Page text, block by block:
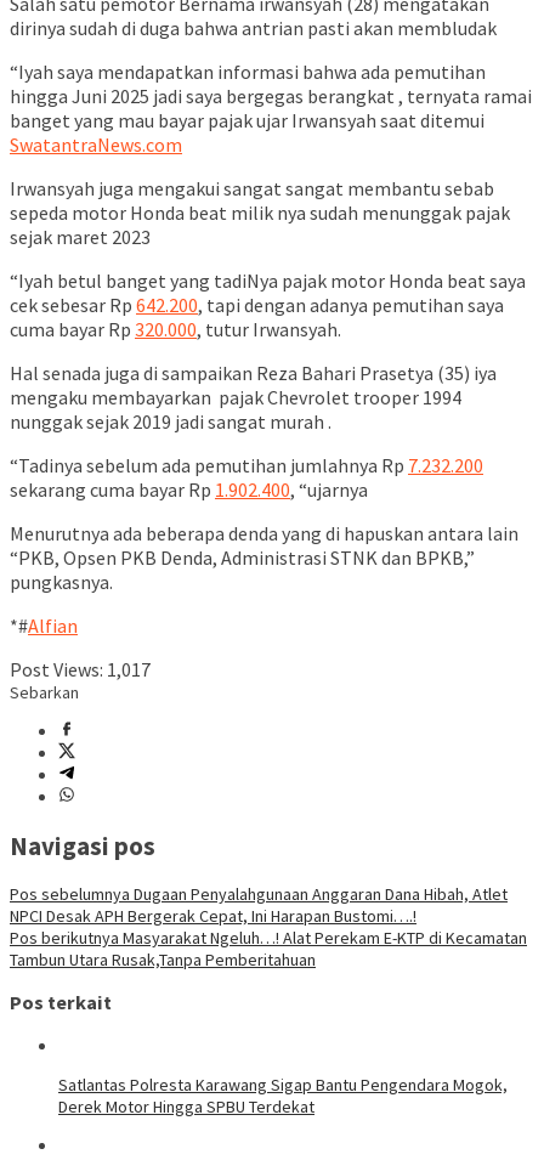
dirinya sudah di duga bahwa antrian pasti akan membludak
“Iyah saya mendapatkan informasi bahwa ada pemutihan
hingga Juni 2025 jadi saya bergegas berangkat , ternyata ramai
banget yang mau bayar pajak ujar Irwansyah saat ditemui
SwatantraNews.com
Irwansyah juga mengakui sangat sangat membantu sebab
sepeda motor Honda beat milik nya sudah menunggak pajak
sejak maret 2023
“Iyah betul banget yang tadiNya pajak motor Honda beat saya
cek sebesar Rp 642.200, tapi dengan adanya pemutihan saya
cuma bayar Rp 320.000, tutur Irwansyah.
Hal senada juga di sampaikan Reza Bahari Prasetya (35) iya
mengaku membayarkan pajak Chevrolet trooper 1994
nunggak sejak 2019 jadi sangat murah .
“Tadinya sebelum ada pemutihan jumlahnya Rp 7.232.200
sekarang cuma bayar Rp 1.902.400, “ujarnya
Menurutnya ada beberapa denda yang di hapuskan antara lain
“PKB, Opsen PKB Denda, Administrasi STNK dan BPKB,”
pungkasnya.
*#Alfian
Post Views: 1,017
Sebarkan
Navigasi pos
Pos sebelumnya Dugaan Penyalahgunaan Anggaran Dana Hibah, Atlet
NPCI Desak APH Bergerak Cepat, Ini Harapan Bustomi….!
Pos berikutnya Masyarakat Ngeluh…! Alat Perekam E-KTP di Kecamatan
Tambun Utara Rusak,Tanpa Pemberitahuan
Pos terkait
Satlantas Polresta Karawang Sigap Bantu Pengendara Mogok,
Derek Motor Hingga SPBU Terdekat